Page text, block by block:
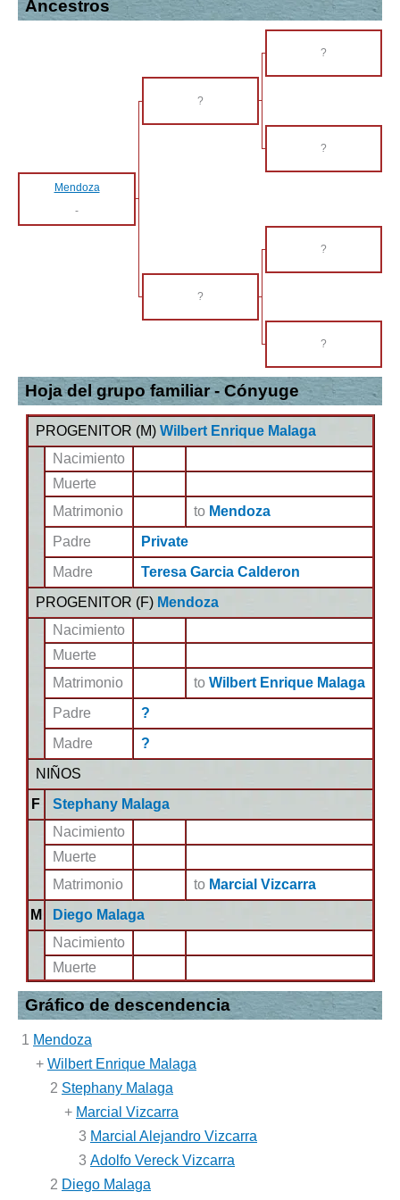
Ancestros
?
?
?
Mendoza
-
?
?
?
Hoja del grupo familiar - Cónyuge
PROGENITOR (M) Wilbert Enrique Malaga
Nacimiento
Muerte
Matrimonio
to Mendoza
Padre
Private
Madre
Teresa Garcia Calderon
PROGENITOR (F) Mendoza
Nacimiento
Muerte
Matrimonio
to Wilbert Enrique Malaga
Padre
?
Madre
?
NIÑOS
F
Stephany Malaga
Nacimiento
Muerte
Matrimonio
to Marcial Vizcarra
M
Diego Malaga
Nacimiento
Muerte
Gráfico de descendencia
1 Mendoza
+ Wilbert Enrique Malaga
2 Stephany Malaga
+ Marcial Vizcarra
3 Marcial Alejandro Vizcarra
3 Adolfo Vereck Vizcarra
2 Diego Malaga